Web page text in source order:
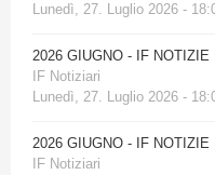
Lunedì, 27. Luglio 2026 -
2026 GIUGNO - IF NOTIZIE
IF Notiziari
Lunedì, 27. Luglio 2026 -
2026 GIUGNO - IF NOTIZIE
IF Notiziari